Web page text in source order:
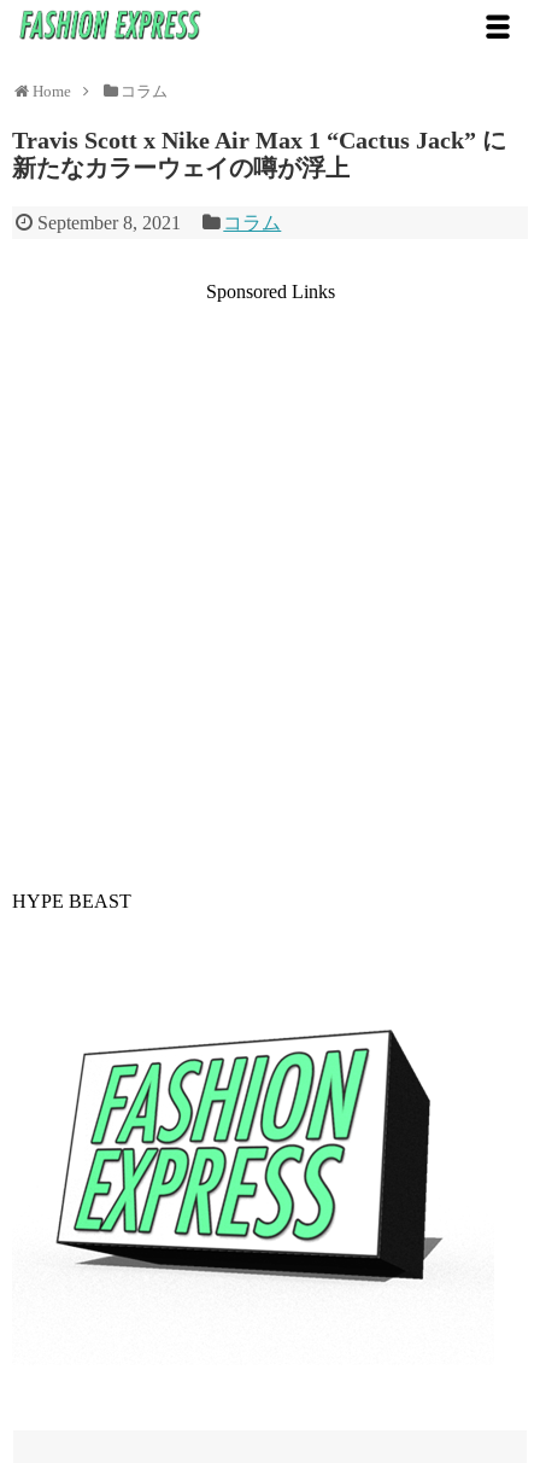
Home コラム
Travis Scott x Nike Air Max 1 “Cactus Jack” に
新たなカラーウェイの噂が浮上
September 8, 2021 コラム
Sponsored Links
HYPE BEAST